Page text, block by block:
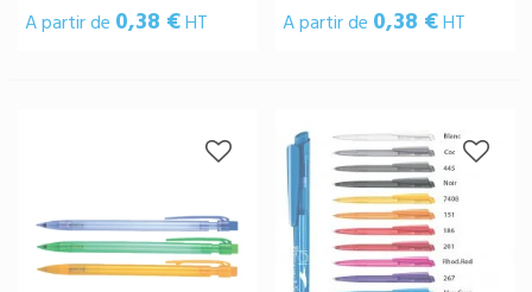
A partir de 0,38 €HT A partir de 0,38 €HT